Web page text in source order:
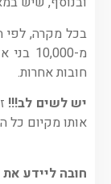
בכל מקרה, לפי
מ-
חובות אחרות.
יש לשים לב!!!
אותו מקיום כל
חובה ליידע